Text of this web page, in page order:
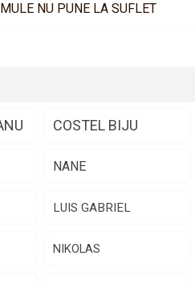
NU PUNE LA SUFLET
COSTEL BIJU
NANE
LUIS GABRIEL
NIKOLAS